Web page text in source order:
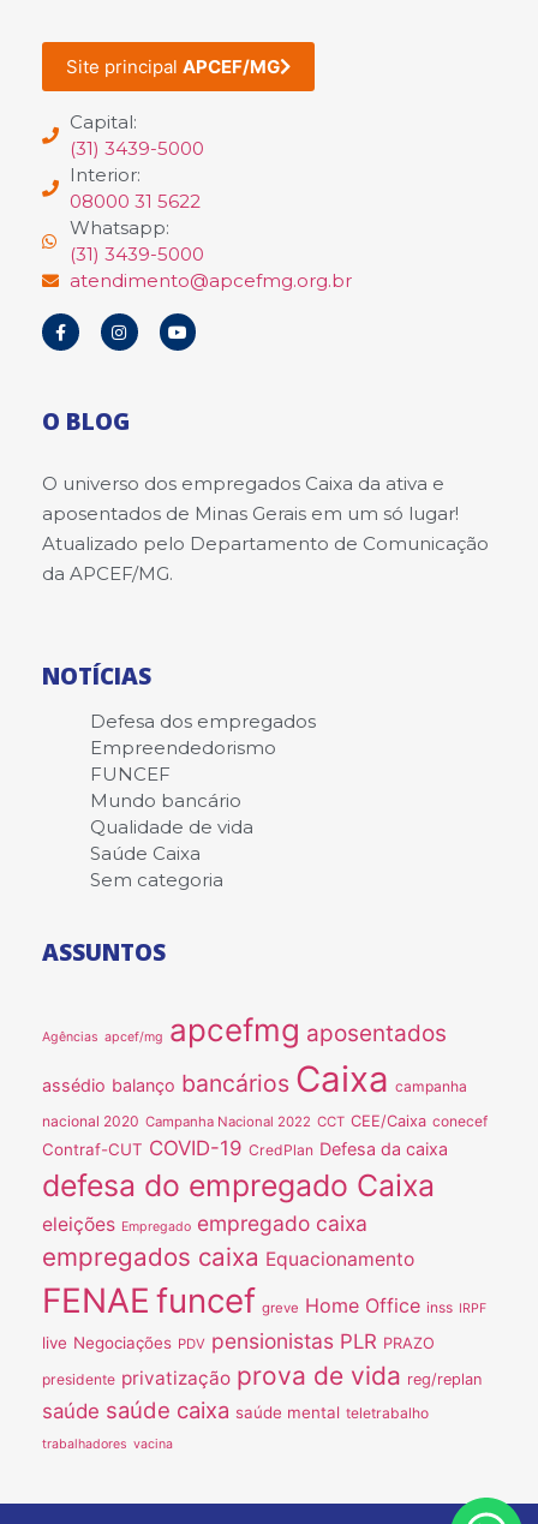
Site principal APCEF/MG
Capital:
(31) 3439-5000
Interior:
08000 31 5622
Whatsapp:
(31) 3439-5000
atendimento@apcefmg.org.br
O BLOG
O universo dos empregados Caixa da ativa e
aposentados de Minas Gerais em um só lugar!
Atualizado pelo Departamento de Comunicação
da APCEF/MG.
NOTÍCIAS
Defesa dos empregados
Empreendedorismo
FUNCEF
Mundo bancário
Qualidade de vida
Saúde Caixa
Sem categoria
ASSUNTOS
Agências apcef/mg apcefmg aposentados
assédio balanço bancários Caixa campanha
nacional 2020 Campanha Nacional 2022 CCT CEE/Caixa conecef
Contraf-CUT COVID-19 CredPlan Defesa da caixa
defesa do empregado Caixa
eleições Empregado empregado caixa
empregados caixa Equacionamento
FENAE funcef greve Home Office inss IRPF
live Negociações PDV pensionistas PLR PRAZO
presidente privatização prova de vida reg/replan
saúde saúde caixa saúde mental teletrabalho
trabalhadores vacina